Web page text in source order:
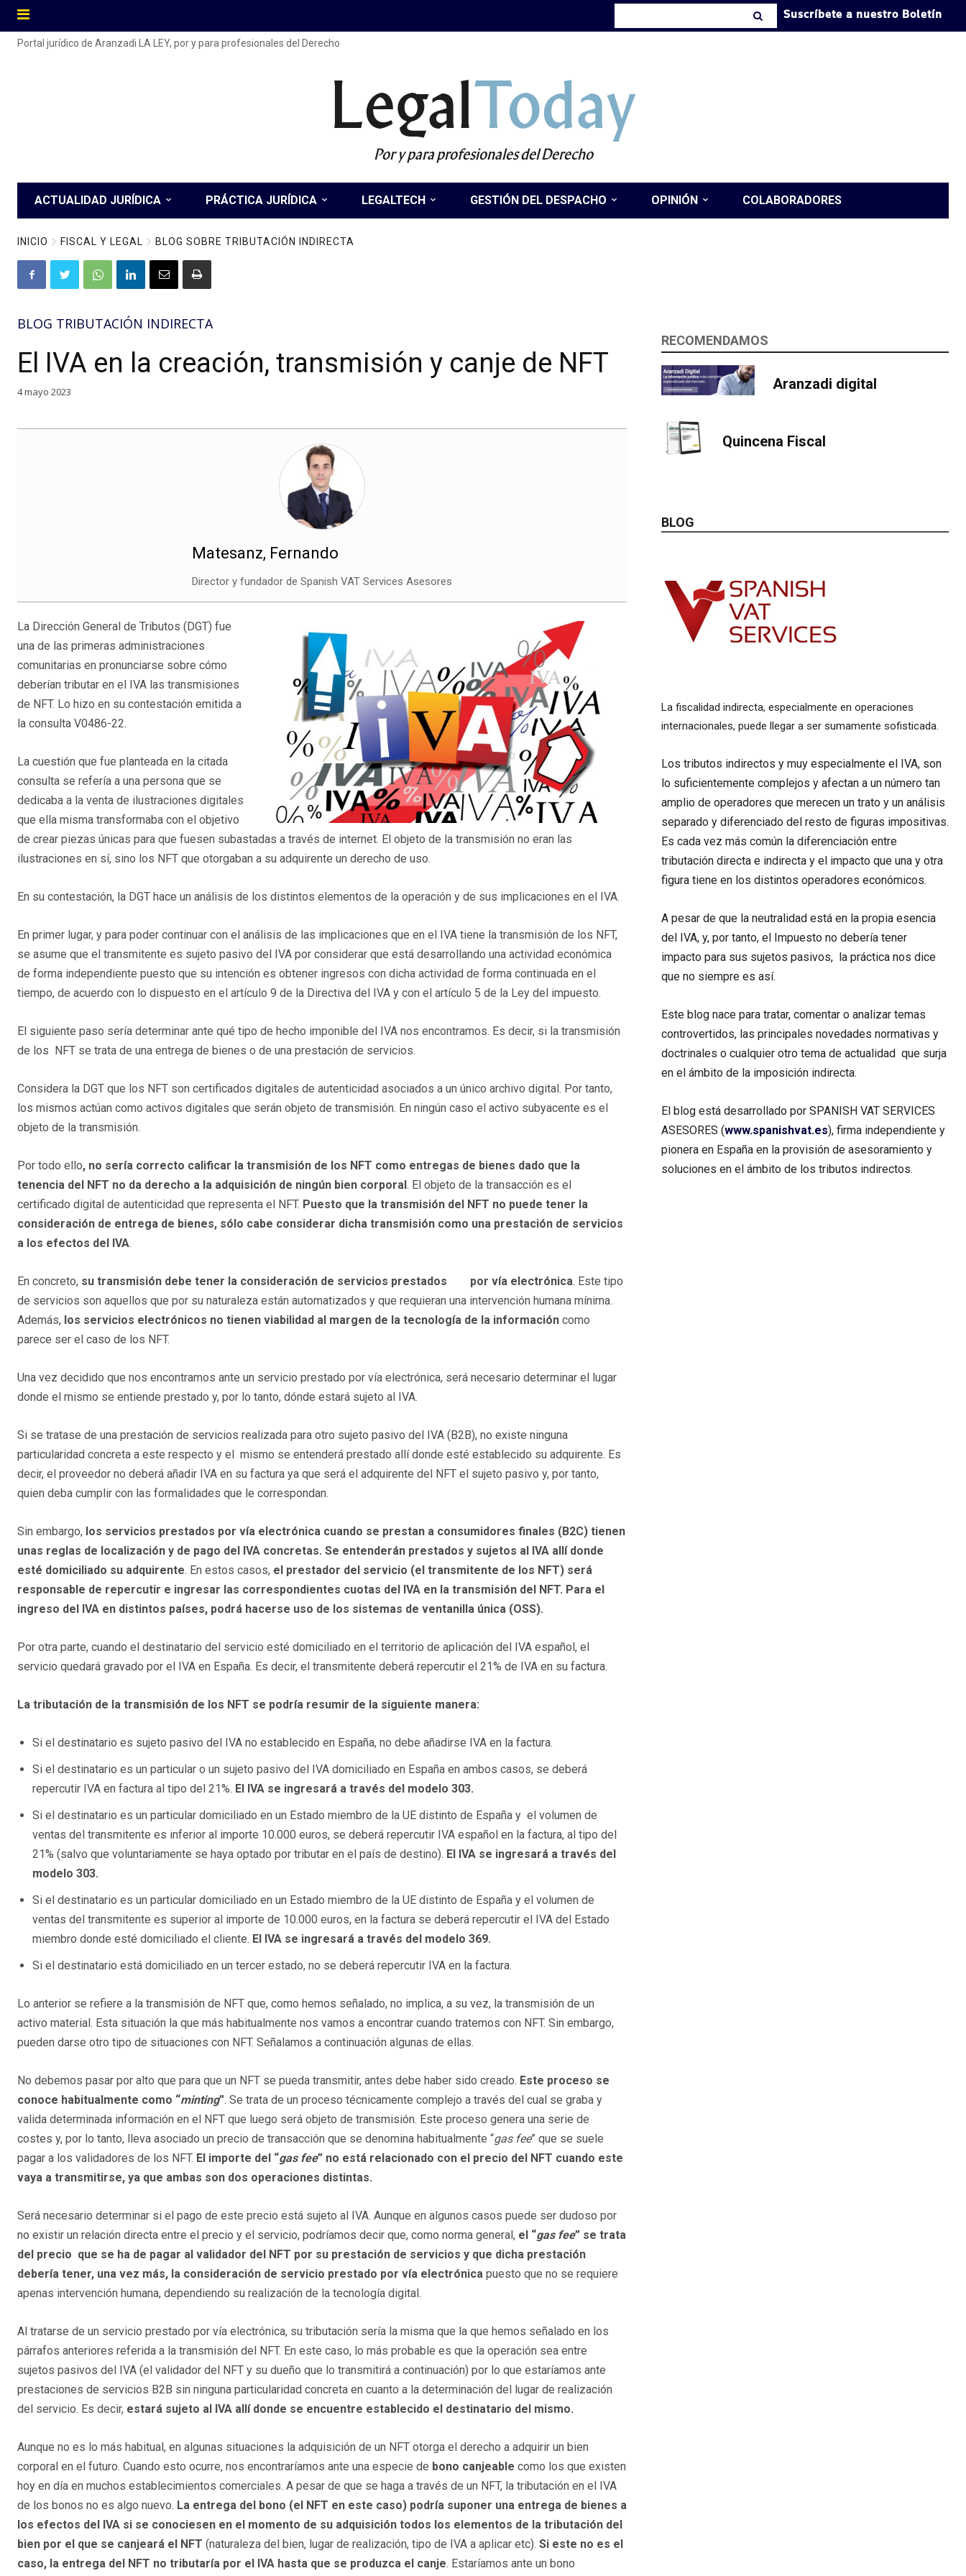
Suscríbete a nuestro Boletín
Portal jurídico de Aranzadi LA LEY, por y para profesionales del Derecho
LegalToday
Por y para profesionales del Derecho
ACTUALIDAD JURÍDICA PRÁCTICA JURÍDICA LEGALTECH GESTIÓN DEL DESPACHO OPINIÓN COLABORADORES
INICIO FISCAL Y LEGAL BLOG SOBRE TRIBUTACIÓN INDIRECTA
BLOG TRIBUTACIÓN INDIRECTA
El IVA en la creación, transmisión y canje de NFT
4 mayo 2023
Matesanz, Fernando
Director y fundador de Spanish VAT Services Asesores
La Dirección General de Tributos (DGT) fue
una de las primeras administraciones
comunitarias en pronunciarse sobre cómo
deberían tributar en el IVA las transmisiones
de NFT. Lo hizo en su contestación emitida a
la consulta V0486-22.
La cuestión que fue planteada en la citada
consulta se refería a una persona que se
dedicaba a la venta de ilustraciones digitales
que ella misma transformaba con el objetivo
de crear piezas únicas para que fuesen subastadas a través de internet. El objeto de la transmisión no eran las
ilustraciones en sí, sino los NFT que otorgaban a su adquirente un derecho de uso.
En su contestación, la DGT hace un análisis de los distintos elementos de la operación y de sus implicaciones en el IVA.
En primer lugar, y para poder continuar con el análisis de las implicaciones que en el IVA tiene la transmisión de los NFT,
se asume que el transmitente es sujeto pasivo del IVA por considerar que está desarrollando una actividad económica
de forma independiente puesto que su intención es obtener ingresos con dicha actividad de forma continuada en el
tiempo, de acuerdo con lo dispuesto en el artículo 9 de la Directiva del IVA y con el artículo 5 de la Ley del impuesto.
El siguiente paso sería determinar ante qué tipo de hecho imponible del IVA nos encontramos. Es decir, si la transmisión
de los NFT se trata de una entrega de bienes o de una prestación de servicios.
Considera la DGT que los NFT son certificados digitales de autenticidad asociados a un único archivo digital. Por tanto,
los mismos actúan como activos digitales que serán objeto de transmisión. En ningún caso el activo subyacente es el
objeto de la transmisión.
Por todo ello, no sería correcto calificar la transmisión de los NFT como entregas de bienes dado que la
tenencia del NFT no da derecho a la adquisición de ningún bien corporal. El objeto de la transacción es el
certificado digital de autenticidad que representa el NFT. Puesto que la transmisión del NFT no puede tener la
consideración de entrega de bienes, sólo cabe considerar dicha transmisión como una prestación de servicios
a los efectos del IVA.
En concreto, su transmisión debe tener la consideración de servicios prestados por vía electrónica. Este tipo
de servicios son aquellos que por su naturaleza están automatizados y que requieran una intervención humana mínima.
Además, los servicios electrónicos no tienen viabilidad al margen de la tecnología de la información como
parece ser el caso de los NFT.
Una vez decidido que nos encontramos ante un servicio prestado por vía electrónica, será necesario determinar el lugar
donde el mismo se entiende prestado y, por lo tanto, dónde estará sujeto al IVA.
Si se tratase de una prestación de servicios realizada para otro sujeto pasivo del IVA (B2B), no existe ninguna
particularidad concreta a este respecto y el mismo se entenderá prestado allí donde esté establecido su adquirente. Es
decir, el proveedor no deberá añadir IVA en su factura ya que será el adquirente del NFT el sujeto pasivo y, por tanto,
quien deba cumplir con las formalidades que le correspondan.
Sin embargo, los servicios prestados por vía electrónica cuando se prestan a consumidores finales (B2C) tienen
unas reglas de localización y de pago del IVA concretas. Se entenderán prestados y sujetos al IVA allí donde
esté domiciliado su adquirente. En estos casos, el prestador del servicio (el transmitente de los NFT) será
responsable de repercutir e ingresar las correspondientes cuotas del IVA en la transmisión del NFT. Para el
ingreso del IVA en distintos países, podrá hacerse uso de los sistemas de ventanilla única (OSS).
Por otra parte, cuando el destinatario del servicio esté domiciliado en el territorio de aplicación del IVA español, el
servicio quedará gravado por el IVA en España. Es decir, el transmitente deberá repercutir el 21% de IVA en su factura.
La tributación de la transmisión de los NFT se podría resumir de la siguiente manera:
Si el destinatario es sujeto pasivo del IVA no establecido en España, no debe añadirse IVA en la factura.
Si el destinatario es un particular o un sujeto pasivo del IVA domiciliado en España en ambos casos, se deberá
repercutir IVA en factura al tipo del 21%. El IVA se ingresará a través del modelo 303.
Si el destinatario es un particular domiciliado en un Estado miembro de la UE distinto de España y el volumen de
ventas del transmitente es inferior al importe 10.000 euros, se deberá repercutir IVA español en la factura, al tipo del
21% (salvo que voluntariamente se haya optado por tributar en el país de destino). El IVA se ingresará a través del
modelo 303.
Si el destinatario es un particular domiciliado en un Estado miembro de la UE distinto de España y el volumen de
ventas del transmitente es superior al importe de 10.000 euros, en la factura se deberá repercutir el IVA del Estado
miembro donde esté domiciliado el cliente. El IVA se ingresará a través del modelo 369.
Si el destinatario está domiciliado en un tercer estado, no se deberá repercutir IVA en la factura.
Lo anterior se refiere a la transmisión de NFT que, como hemos señalado, no implica, a su vez, la transmisión de un
activo material. Esta situación la que más habitualmente nos vamos a encontrar cuando tratemos con NFT. Sin embargo,
pueden darse otro tipo de situaciones con NFT. Señalamos a continuación algunas de ellas.
No debemos pasar por alto que para que un NFT se pueda transmitir, antes debe haber sido creado. Este proceso se
conoce habitualmente como “minting”. Se trata de un proceso técnicamente complejo a través del cual se graba y
valida determinada información en el NFT que luego será objeto de transmisión. Este proceso genera una serie de
costes y, por lo tanto, lleva asociado un precio de transacción que se denomina habitualmente “gas fee” que se suele
pagar a los validadores de los NFT. El importe del “gas fee” no está relacionado con el precio del NFT cuando este
vaya a transmitirse, ya que ambas son dos operaciones distintas.
Será necesario determinar si el pago de este precio está sujeto al IVA. Aunque en algunos casos puede ser dudoso por
no existir un relación directa entre el precio y el servicio, podríamos decir que, como norma general, el “gas fee” se trata
del precio que se ha de pagar al validador del NFT por su prestación de servicios y que dicha prestación
debería tener, una vez más, la consideración de servicio prestado por vía electrónica puesto que no se requiere
apenas intervención humana, dependiendo su realización de la tecnología digital.
Al tratarse de un servicio prestado por vía electrónica, su tributación sería la misma que la que hemos señalado en los
párrafos anteriores referida a la transmisión del NFT. En este caso, lo más probable es que la operación sea entre
sujetos pasivos del IVA (el validador del NFT y su dueño que lo transmitirá a continuación) por lo que estaríamos ante
prestaciones de servicios B2B sin ninguna particularidad concreta en cuanto a la determinación del lugar de realización
del servicio. Es decir, estará sujeto al IVA allí donde se encuentre establecido el destinatario del mismo.
Aunque no es lo más habitual, en algunas situaciones la adquisición de un NFT otorga el derecho a adquirir un bien
corporal en el futuro. Cuando esto ocurre, nos encontraríamos ante una especie de bono canjeable como los que existen
hoy en día en muchos establecimientos comerciales. A pesar de que se haga a través de un NFT, la tributación en el IVA
de los bonos no es algo nuevo. La entrega del bono (el NFT en este caso) podría suponer una entrega de bienes a
los efectos del IVA si se conociesen en el momento de su adquisición todos los elementos de la tributación del
bien por el que se canjeará el NFT (naturaleza del bien, lugar de realización, tipo de IVA a aplicar etc). Si este no es el
caso, la entrega del NFT no tributaría por el IVA hasta que se produzca el canje. Estaríamos ante un bono
RECOMENDAMOS
Aranzadi digital
Quincena Fiscal
BLOG
La fiscalidad indirecta, especialmente en operaciones
internacionales, puede llegar a ser sumamente sofisticada.
Los tributos indirectos y muy especialmente el IVA, son
lo suficientemente complejos y afectan a un número tan
amplio de operadores que merecen un trato y un análisis
separado y diferenciado del resto de figuras impositivas.
Es cada vez más común la diferenciación entre
tributación directa e indirecta y el impacto que una y otra
figura tiene en los distintos operadores económicos.
A pesar de que la neutralidad está en la propia esencia
del IVA, y, por tanto, el Impuesto no debería tener
impacto para sus sujetos pasivos, la práctica nos dice
que no siempre es así.
Este blog nace para tratar, comentar o analizar temas
controvertidos, las principales novedades normativas y
doctrinales o cualquier otro tema de actualidad que surja
en el ámbito de la imposición indirecta.
El blog está desarrollado por SPANISH VAT SERVICES
ASESORES (www.spanishvat.es), firma independiente y
pionera en España en la provisión de asesoramiento y
soluciones en el ámbito de los tributos indirectos.